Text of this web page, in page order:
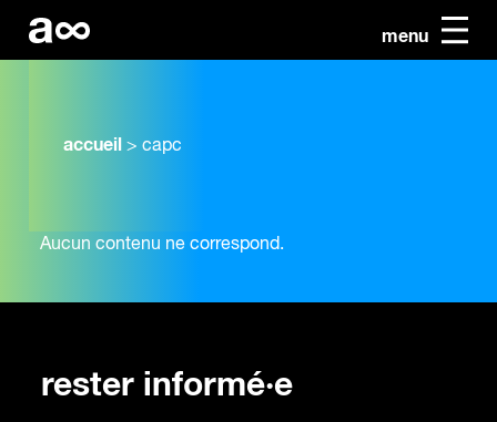
menu
accueil > capc
Aucun contenu ne correspond.
rester informé·e